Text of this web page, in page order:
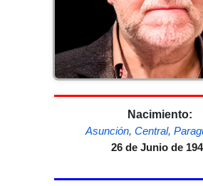
Nacimiento:
Asunción, Central,
26 de Junio de